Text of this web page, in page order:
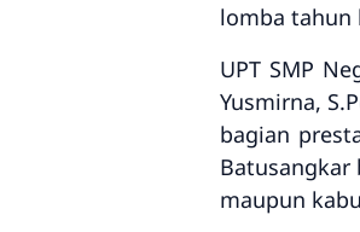
lomba tahun
UPT SMP
Yusmirna,
bagian
maupun